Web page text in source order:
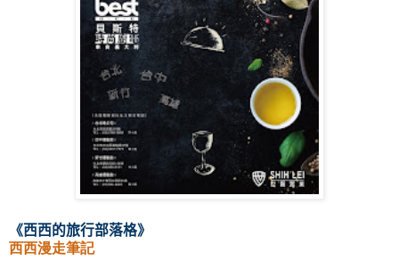
《西西的旅行部落格》
西西漫走筆記